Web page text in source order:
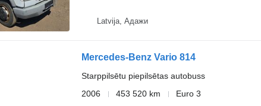
Latvija, Адажи
Mercedes-Benz Vario 814
Starppilsētu piepilsētas autobuss
2006
453 520 km
Euro 3